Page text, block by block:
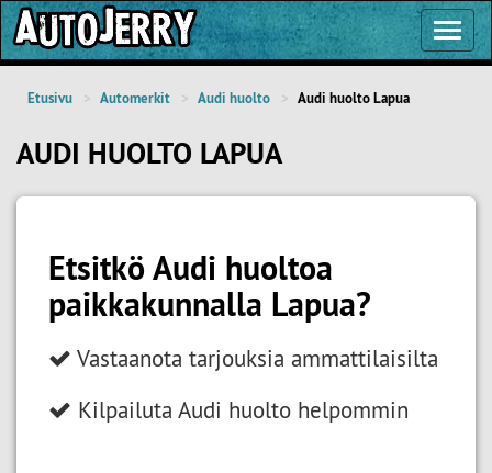
Etusivu Automerkit Audi huolto Audi huolto Lapua
AUDI HUOLTO LAPUA
Etsitkö Audi huoltoa
paikkakunnalla Lapua?
Vastaanota tarjouksia ammattilaisilta
Kilpailuta Audi huolto helpommin